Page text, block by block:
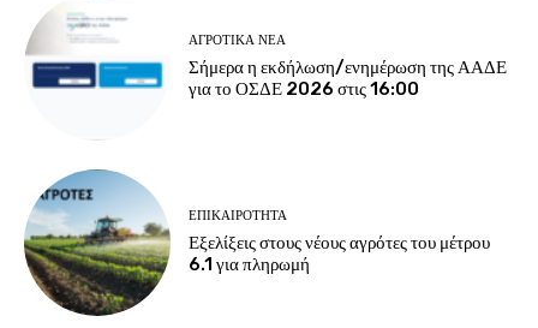
ΑΓΡΟΤΙΚΆ ΝΈΑ
Σήμερα η εκδήλωση/ενημέρωση της ΑΑΔΕ
για το ΟΣΔΕ 2026 στις 16:00
ΕΠΙΚΑΙΡΌΤΗΤΑ
Εξελίξεις στους νέους αγρότες του μέτρου
6.1 για πληρωμή